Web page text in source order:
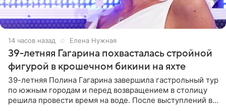
14 часов назад Елена Нужная
39-летняя Гагарина похвасталась стройной
фигурой в крошечном бикини на яхте
39-летняя Полина Гагарина завершила гастрольный тур
по южным городам и перед возвращением в столицу
решила провести время на воде. После выступлений в